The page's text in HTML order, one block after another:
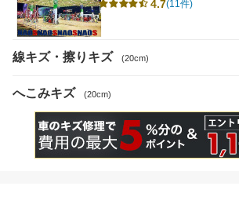
4.7(11件)
線キズ・擦りキズ (20cm)
へこみキズ (20cm)